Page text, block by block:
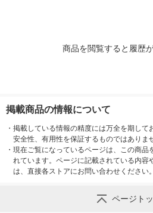
商品を閲覧すると履歴
掲載商品の情報について
・ 掲載している情報の精度には万全を期して
安全性、有用性を保証するものではありま
・ 現在ご覧になっているページは、この商品
れています。ページに記載されている内容
は、直接各ストアにお問い合わせください。
ページト